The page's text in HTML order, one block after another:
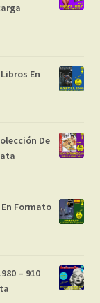
En
De
En Formato
– 910